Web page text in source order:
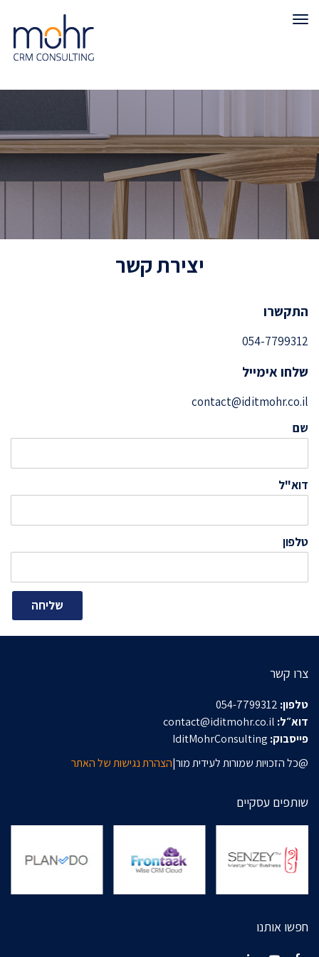
תפריט
יצירת קשר
התקשרו
054-7799312
שלחו אימייל
contact@iditmohr.co.il
שם
דוא"ל
טלפון
שליחה
צרו קשר
טלפון:
דוא״ל:
פייסבוק:
@כל הזכויות שמורות לעידית מור|הצהרת נגישות של האתר
שותפים עסקיים
חפשו אותנו